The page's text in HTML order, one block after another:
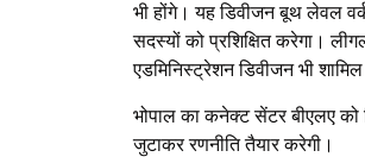
भी होंगे। यह डिवीजन बूथ लेवल
सदस्यों को प्रशिक्षित करेगा।
एडमिनिस्ट्रेशन डिवीजन भी शामिल
भोपाल का कनेक्ट सेंटर बीएलए को
जुटाकर रणनीति तैयार करेगी।